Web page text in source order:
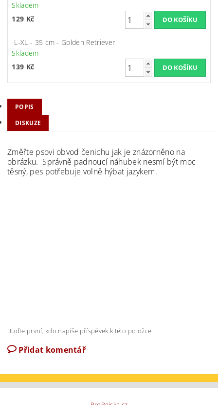
Skladem
129 Kč
L-XL - 35 cm - Golden Retriever
Skladem
139 Kč
POPIS
DISKUZE
Změřte psovi obvod čenichu jak je znázorněno na
obrázku. Správně padnoucí náhubek nesmí být moc
těsný, pes potřebuje volně hýbat jazykem.
Buďte první, kdo napíše příspěvek k této položce.
Přidat komentář